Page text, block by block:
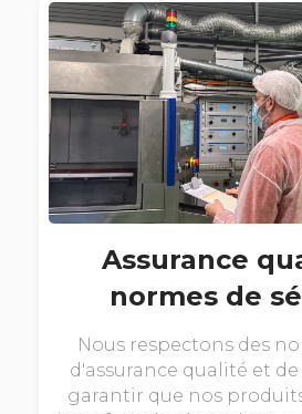
Assurance
normes de
Nous respectons des
d'assurance qualité et
garantir que nos